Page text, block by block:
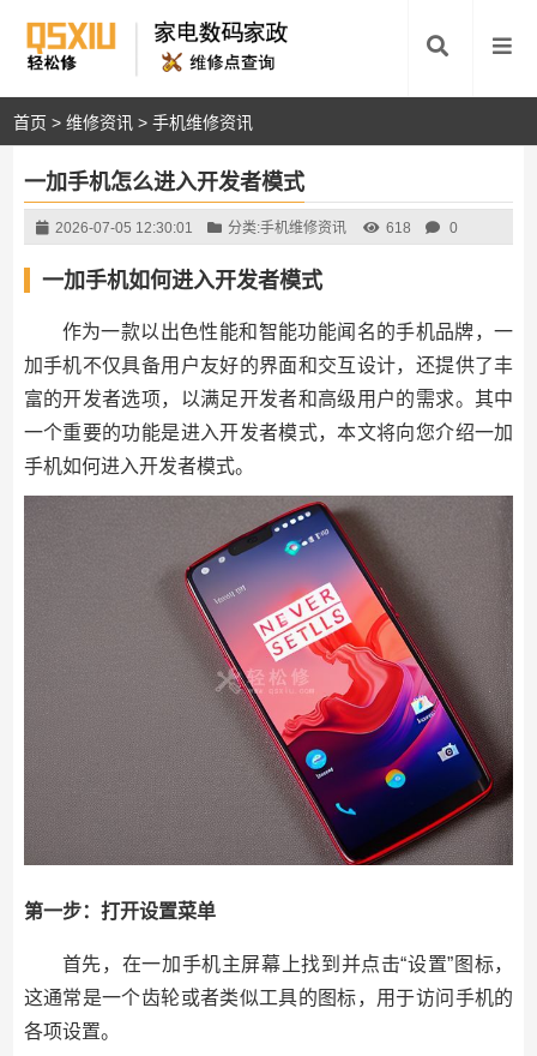
首页 >维修资讯 >手机维修资讯
一加手机怎么进入开发者模式
2026-07-05 12:30:01 分类:手机维修资讯 618 0
一加手机如何进入开发者模式
作为一款以出色性能和智能功能闻名的手机品牌，一
加手机不仅具备用户友好的界面和交互设计，还提供了丰
富的开发者选项，以满足开发者和高级用户的需求。其中
一个重要的功能是进入开发者模式，本文将向您介绍一加
手机如何进入开发者模式。
第一步：打开设置菜单
首先，在一加手机主屏幕上找到并点击“设置”图标，
这通常是一个齿轮或者类似工具的图标，用于访问手机的
各项设置。